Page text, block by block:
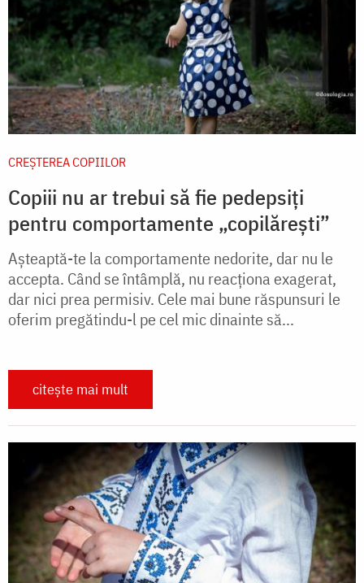
CREŞTEREA COPIILOR
Copiii nu ar trebui să fie pedepsiți
pentru comportamente „copilărești”
Așteaptă-te la comportamente nedorite, dar nu le
accepta. Când se întâmplă, nu reacționa exagerat,
dar nici prea permisiv. Cele mai bune răspunsuri le
oferim pregătindu-l pe cel mic dinainte să...
citește mai mult